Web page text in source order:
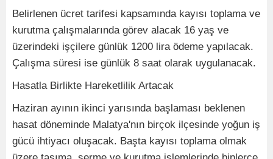
Belirlenen ücret tarifesi kapsamında kayısı toplama ve
kurutma çalışmalarında görev alacak 16 yaş ve
üzerindeki işçilere günlük 1200 lira ödeme yapılacak.
Çalışma süresi ise günlük 8 saat olarak uygulanacak.
Hasatla Birlikte Hareketlilik Artacak
Haziran ayının ikinci yarısında başlaması beklenen
hasat döneminde Malatya'nın birçok ilçesinde yoğun iş
gücü ihtiyacı oluşacak. Başta kayısı toplama olmak